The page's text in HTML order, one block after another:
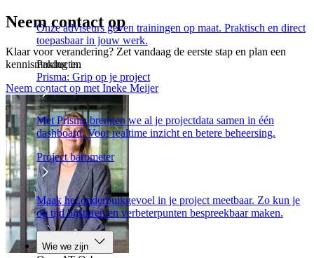
Onze adviseurs geven trainingen op maat. Praktisch en direct
toepasbaar in jouw werk.
Producten
Prisma: Grip op je project
Met Prisma brengen we al je projectdata samen in één
dashboard. Voor realtime inzicht en betere beheersing.
Project barometer
Maak het onderbuikgevoel in je project meetbaar. Zo kun je
op tijd bijsturen en verbeterpunten bespreekbaar maken.
Wie we zijn
Neem contact op
Klaar voor verandering? Zet vandaag de eerste stap en plan een
kennismaking in.
Neem contact op met Ineke Meijer